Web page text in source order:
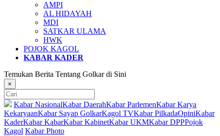
AMPI
AL HIDAYAH
MDI
SATKAR ULAMA
HWK
POJOK KAGOL
KABAR KADER
Temukan Berita Tentang Golkar di Sini
×
Kabar NasionalKabar DaerahKabar ParlemenKabar Karya
KekaryaanKabar Sayap GolkarKagol TVKabar PilkadaOpiniKabar
KaderKabar KabarKabar KabinetKabar UKMKabar DPPPojok
Kagol Kabar Photo